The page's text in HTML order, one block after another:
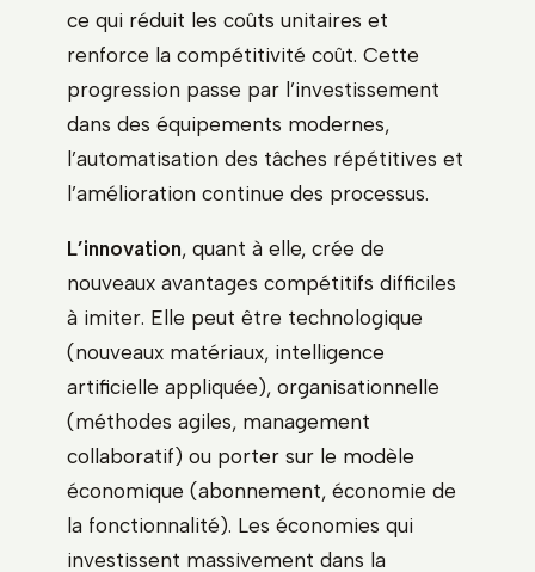
ce qui réduit les coûts unitaires et
renforce la compétitivité coût. Cette
progression passe par l’investissement
dans des équipements modernes,
l’automatisation des tâches répétitives et
l’amélioration continue des processus.
L’innovation, quant à elle, crée de
nouveaux avantages compétitifs difficiles
à imiter. Elle peut être technologique
(nouveaux matériaux, intelligence
artificielle appliquée), organisationnelle
(méthodes agiles, management
collaboratif) ou porter sur le modèle
économique (abonnement, économie de
la fonctionnalité). Les économies qui
investissent massivement dans la